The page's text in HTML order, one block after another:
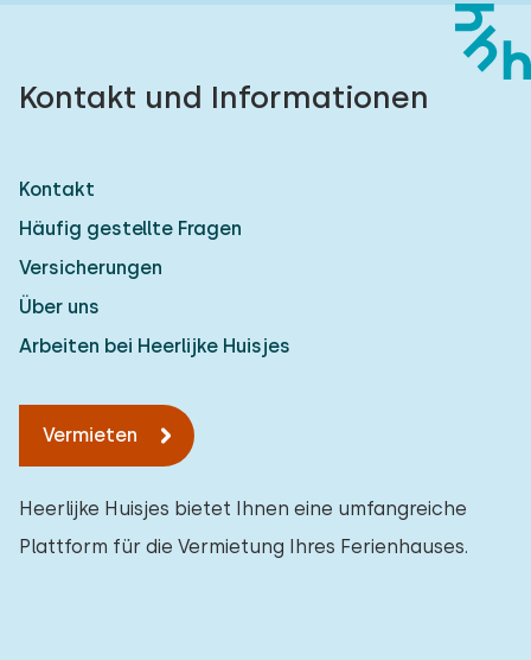
Kontakt und Informationen
Kontakt
Häufig gestellte Fragen
Versicherungen
Über uns
Arbeiten bei Heerlijke Huisjes
Vermieten
Heerlijke Huisjes bietet Ihnen eine umfangreiche
Plattform für die Vermietung Ihres Ferienhauses.